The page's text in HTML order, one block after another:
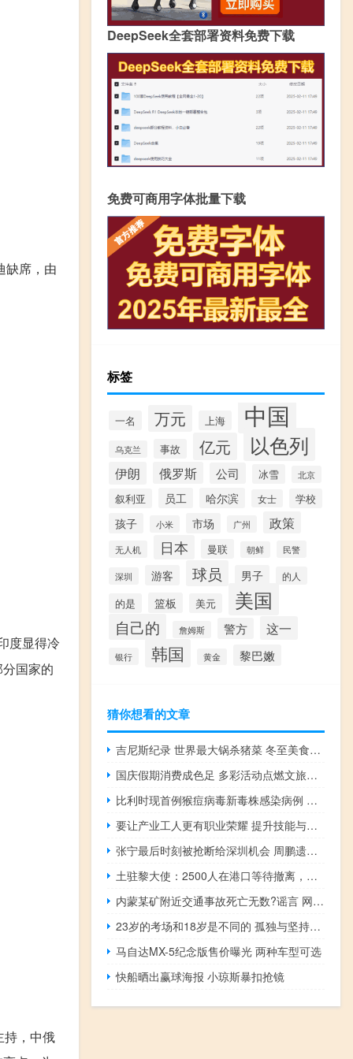
缺席，由
度显得冷
国家的
持，中俄
DeepSeek全套部署资料免费下载
免费可商用字体批量下载
标签
一名 万元 上海 中国
乌克兰 事故 亿元 以色列
伊朗 俄罗斯 公司 冰雪 北京
叙利亚 员工 哈尔滨 女士 学校
孩子 小米 市场 广州 政策
无人机 日本 曼联 朝鲜 民警
深圳 游客 球员 男子 的人
的是 篮板 美元 美国
自己的 詹姆斯 警方 这一
银行 韩国 黄金 黎巴嫩
猜你想看的文章
吉尼斯纪录 世界最大锅杀猪菜 冬至美食挑战成功
国庆假期消费成色足 多彩活动点燃文旅热情
比利时现首例猴痘病毒新毒株感染病例 疫情引发关注
要让产业工人更有职业荣耀 提升技能与地位并重
张宁最后时刻被抢断给深圳机会 周鹏遗憾错失绝平三分很自责 山西加时逆转胜
土驻黎大使：2500人在港口等待撤离，土耳其启动紧急撤侨行动
内蒙某矿附近交通事故死亡无数?谣言 网民造谣被拘留
23岁的考场和18岁是不同的 孤独与坚持的见证
马自达MX-5纪念版售价曝光 两种车型可选
快船晒出赢球海报 小琼斯暴扣抢镜